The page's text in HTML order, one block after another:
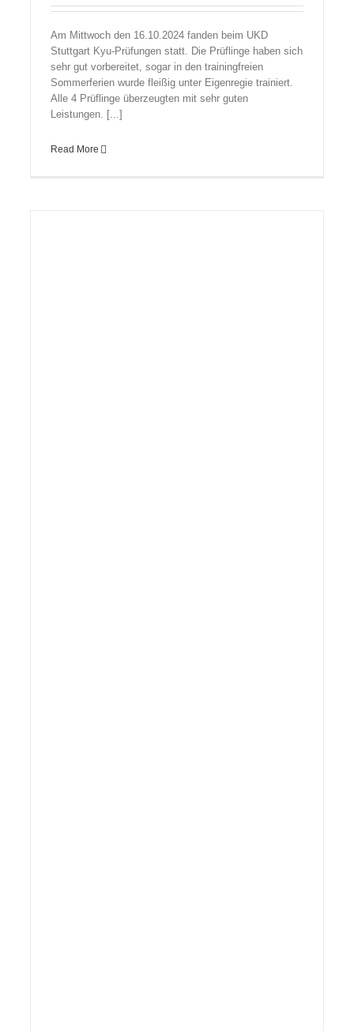
Am Mittwoch den 16.10.2024 fanden beim UKD
Stuttgart Kyu-Prüfungen statt. Die Prüflinge haben sich
sehr gut vorbereitet, sogar in den trainingfreien
Sommerferien wurde fleißig unter Eigenregie trainiert.
Alle 4 Prüflinge überzeugten mit sehr guten
Leistungen. [...]
Read More